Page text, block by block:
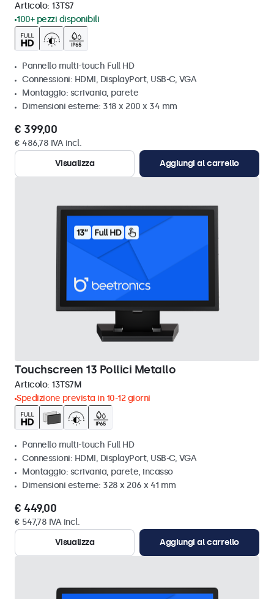
Articolo: 13TS7
100+ pezzi disponibili
Pannello multi-touch Full HD
Connessioni: HDMI, DisplayPort, USB-C, VGA
Montaggio: scrivania, parete
Dimensioni esterne: 318 x 200 x 34 mm
€ 399,00
€ 486,78 IVA incl.
Visualizza
Aggiungi al carrello
Touchscreen 13 Pollici Metallo
Articolo: 13TS7M
Spedizione prevista in 10-12 giorni
Pannello multi-touch Full HD
Connessioni: HDMI, DisplayPort, USB-C, VGA
Montaggio: scrivania, parete, incasso
Dimensioni esterne: 328 x 206 x 41 mm
€ 449,00
€ 547,78 IVA incl.
Visualizza
Aggiungi al carrello